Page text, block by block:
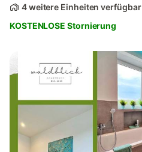
4 weitere Einheiten verfügbar
KOSTENLOSE Stornierung